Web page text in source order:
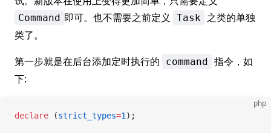
Command 即可。也不需要之前定义 Task 之类的单独
类了。
第一步就是在后台添加定时执行的
command 指令，如
下:
php
declare (strict_types=1 );